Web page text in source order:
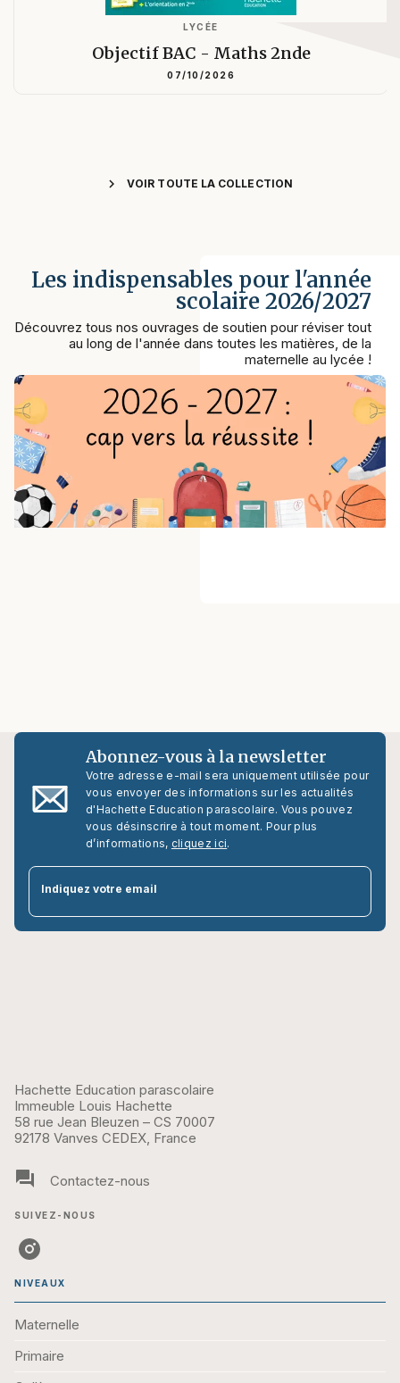
LYCÉE
Objectif BAC - Maths 2nde
07/10/2026
chevron_right VOIR TOUTE LA COLLECTION
Les indispensables pour l'année
scolaire 2026/2027
Découvrez tous nos ouvrages de soutien pour réviser tout
au long de l'année dans toutes les matières, de la
maternelle au lycée !
Abonnez-vous à la newsletter
Votre adresse e-mail sera uniquement utilisée pour
vous envoyer des informations sur les actualités
d'Hachette Education parascolaire. Vous pouvez
vous désinscrire à tout moment. Pour plus
d’informations, cliquez ici.
Indiquez votre email
Hachette Education parascolaire
Immeuble Louis Hachette
58 rue Jean Bleuzen – CS 70007
92178 Vanves CEDEX, France
question_answer Contactez-nous
SUIVEZ-NOUS
NIVEAUX
Maternelle
Primaire